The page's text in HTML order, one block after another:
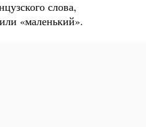
слова,
«маленький».